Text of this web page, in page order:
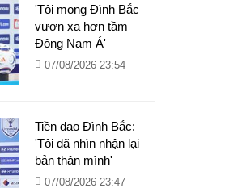
'Tôi mong Đình Bắc
vươn xa hơn tầm
Đông Nam Á'
07/08/2026 23:54
Tiền đạo Đình Bắc:
'Tôi đã nhìn nhận lại
bản thân mình'
07/08/2026 23:47